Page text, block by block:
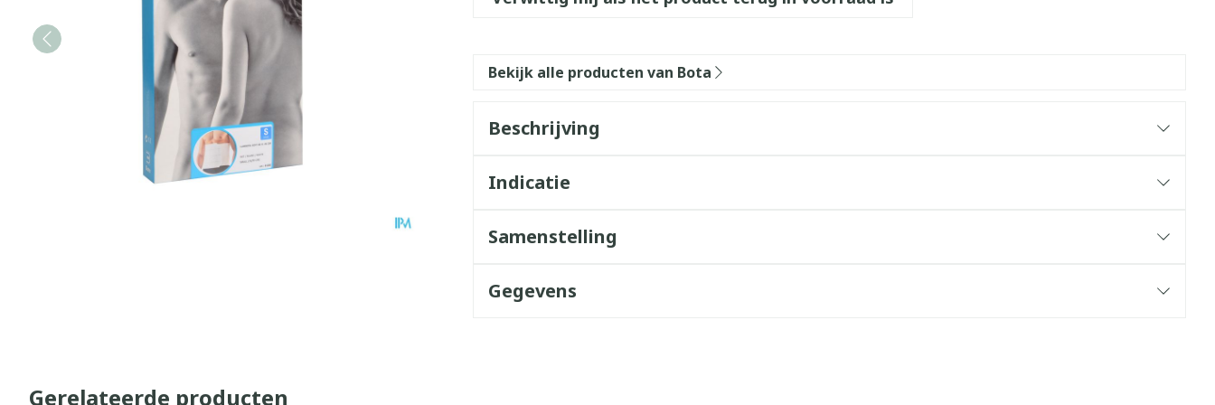
Bekijk alle producten van Bota
Beschrijving
Indicatie
Samenstelling
Gegevens
Gerelateerde producten